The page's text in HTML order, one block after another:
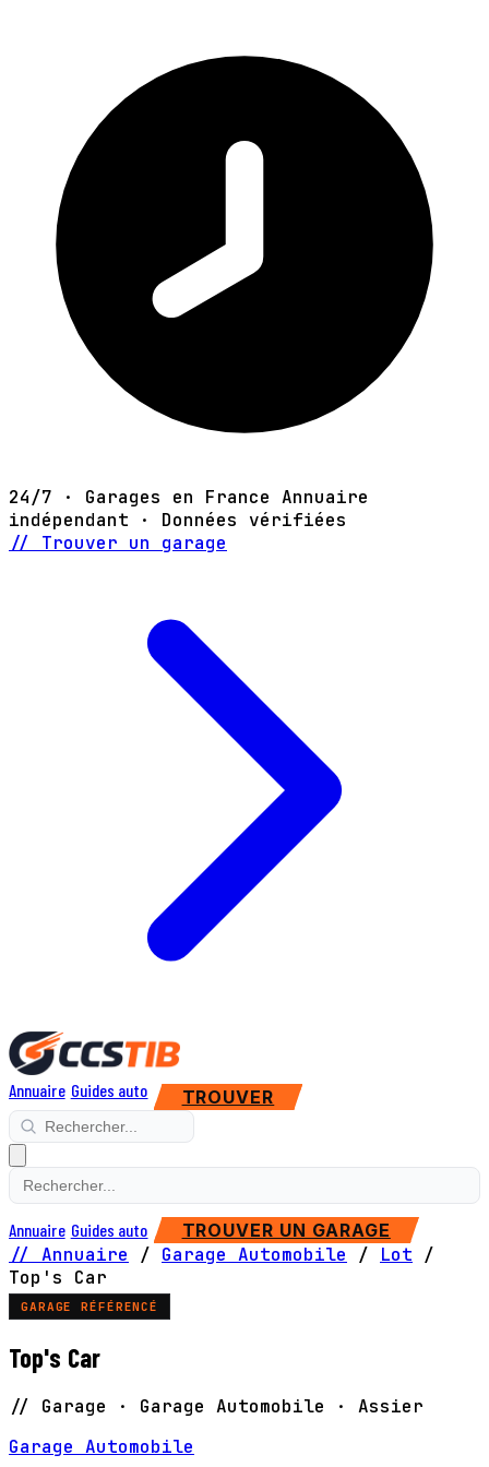
24/7 · Garages en France Annuaire
indépendant · Données vérifiées
// Trouver un garage
Annuaire Guides auto TROUVER
Annuaire Guides auto TROUVER UN GARAGE
// Annuaire / Garage Automobile / Lot
/
Top's Car
GARAGE RÉFÉRENCÉ
Top's Car
// Garage · Garage Automobile · Assier
Garage Automobile